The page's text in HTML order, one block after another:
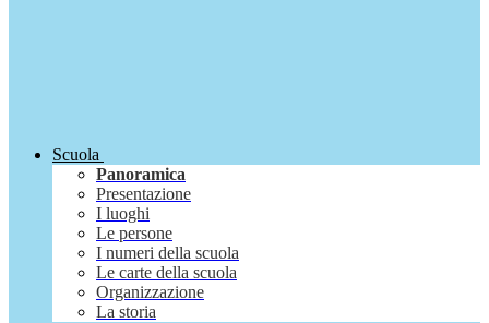
Scuola
Panoramica
Presentazione
I luoghi
Le persone
I numeri della scuola
Le carte della scuola
Organizzazione
La storia